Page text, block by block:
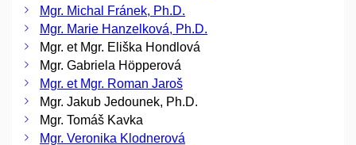
Mgr. Michal Fránek, Ph.D.
Mgr. Marie Hanzelková, Ph.D.
Mgr. et Mgr. Eliška Hondlová
Mgr. Gabriela Höpperová
Mgr. et Mgr. Roman Jaroš
Mgr. Jakub Jedounek, Ph.D.
Mgr. Tomáš Kavka
Mgr. Veronika Klodnerová